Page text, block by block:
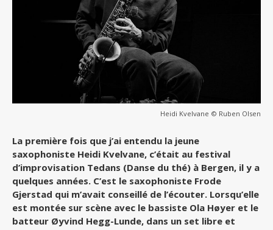
Heidi Kvelvane © Ruben Olsen
La première fois que j’ai entendu la jeune
saxophoniste Heidi Kvelvane, c’était au festival
d’improvisation Tedans (Danse du thé) à Bergen, il y a
quelques années. C’est le saxophoniste Frode
Gjerstad qui m’avait conseillé de l’écouter. Lorsqu’elle
est montée sur scène avec le bassiste Ola Høyer et le
batteur Øyvind Hegg-Lunde, dans un set libre et